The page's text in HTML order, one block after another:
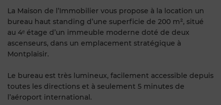
La Maison de l’Immobilier vous propose à la location un
bureau haut standing d’une superficie de 200 m², situé
au 4ᵉ étage d’un immeuble moderne doté de deux
ascenseurs, dans un emplacement stratégique à
Montplaisir.
Le bureau est très lumineux, facilement accessible depuis
toutes les directions et à seulement 5 minutes de
l’aéroport international.